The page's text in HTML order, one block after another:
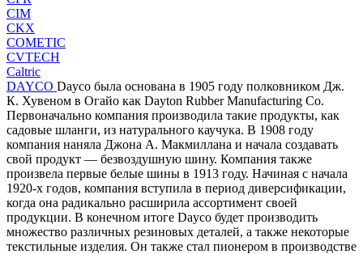
CIM
CKX
COMETIC
CVTECH
Caltric
DAYCO Dayco была основана в 1905 году полковником Дж.
К. Хувеном в Огайо как Dayton Rubber Manufacturing Co.
Первоначально компания производила такие продукты, как
садовые шланги, из натурального каучука. В 1908 году
компания наняла Джона А. Макмиллана и начала создавать
свой продукт — безвоздушную шину. Компания также
произвела первые белые шины в 1913 году. Начиная с начала
1920-х годов, компания вступила в период диверсификации,
когда она радикально расширила ассортимент своей
продукции. В конечном итоге Dayco будет производить
множество различных резиновых деталей, а также некоторые
текстильные изделия. Он также стал пионером в производстве